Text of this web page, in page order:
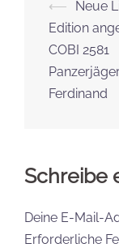
⟵
Neue
Edition
COBI 2581
Ferdinand
Schreibe
Deine E-Mail-
Erforderliche